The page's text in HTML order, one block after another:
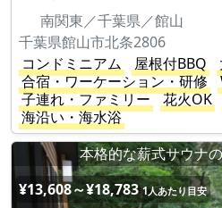
南関東／千葉県／館山
千葉県館山市北条2806
コンドミニアム
屋根付BBQ
合宿・ワーケーション・研修
子連れ・ファミリー
花火OK
海沿い・海水浴
本格的な薪式サウナ
¥13,608～¥18,783 1人あたり目安